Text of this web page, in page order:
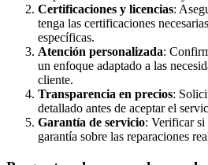
Certificaciones y licencias:
tenga las certificaciones
específicas.
Atención personalizada:
un enfoque adaptado a las
cliente.
Transparencia en precios:
detallado antes de aceptar el
Garantía de servicio: Verificar si
garantía sobre las reparaciones